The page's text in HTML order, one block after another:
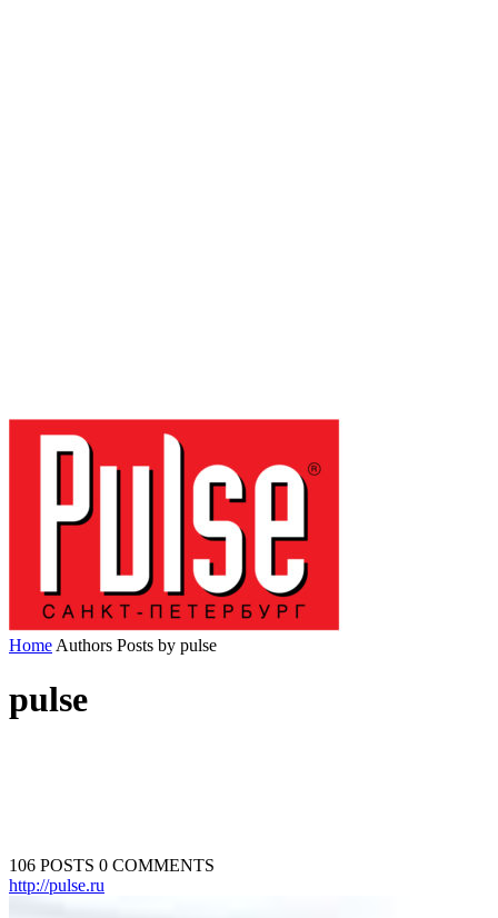
Home Authors Posts by pulse
pulse
106 POSTS 0 COMMENTS
http://pulse.ru